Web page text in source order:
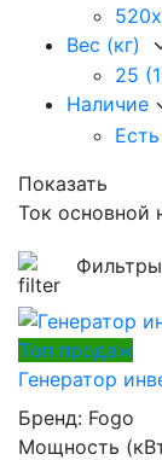
Вес (кг)
25
Наличие
Показать
Ток основной
Фильтры
Tоп продаж
Генератор
Бренд: Fogo
Мощность